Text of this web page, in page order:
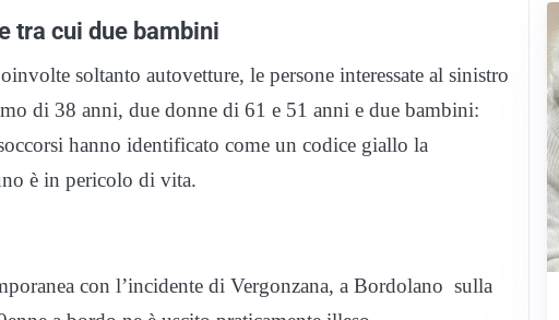
tra cui due bambini
soltanto autovetture, le persone interessate al sinistro
di 38 anni, due donne di 61 e 51 anni e due bambini:
hanno identificato come un codice giallo la
è in pericolo di vita.
con l’incidente di Vergonzana, a Bordolano sulla